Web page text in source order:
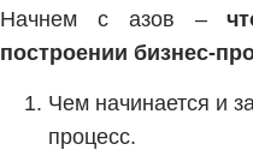
Начнем с азов –
построении бизнес-
Чем начинается и
процесс.